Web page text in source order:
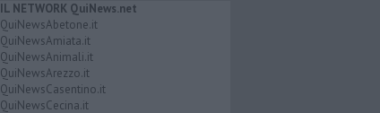
IL NETWORK QuiNews.net
QuiNewsAbetone.it
QuiNewsAmiata.it
QuiNewsAnimali.it
QuiNewsArezzo.it
QuiNewsCasentino.it
QuiNewsCecina.it